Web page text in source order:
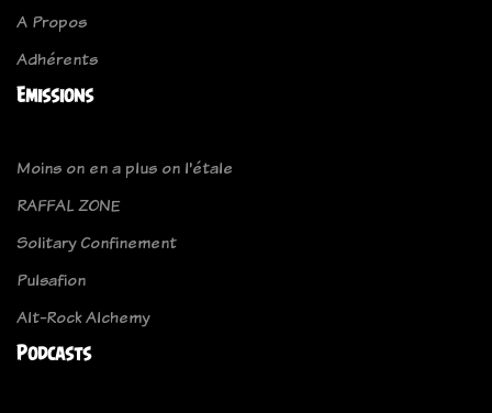
A Propos
Adhérents
Emissions
Moins on en a plus on l'étale
RAFFAL ZONE
Solitary Confinement
Pulsafion
Alt-Rock Alchemy
Podcasts